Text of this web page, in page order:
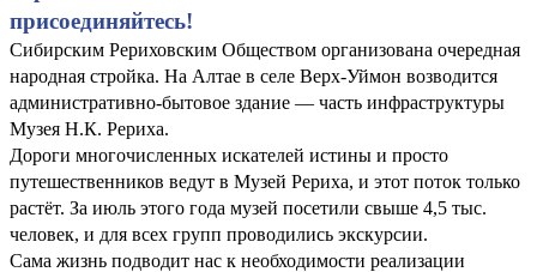
присоединяйтесь!
Сибирским Рериховским Обществом организована очередная
народная стройка. На Алтае в селе Верх-Уймон возводится
административно-бытовое здание — часть инфраструктуры
Музея Н.К. Рериха.
Дороги многочисленных искателей истины и просто
путешественников ведут в Музей Рериха, и этот поток только
растёт. За июль этого года музей посетили свыше 4,5 тыс.
человек, и для всех групп проводились экскурсии.
Сама жизнь подводит нас к необходимости реализации